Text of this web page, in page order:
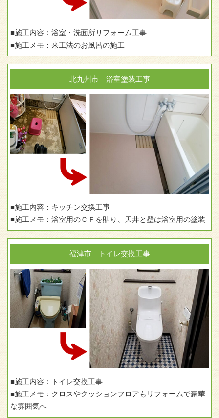
■施工内容：浴室・洗面所リフォーム工事
■施工メモ：来工法のお風呂の施工
北九州市 浴室塗装工事
■施工内容：キッチン交換工事
■施工メモ：浴室用のＣＦを貼り、天井と壁は浴室用の塗装
福津市 トイレ交換工事
■施工内容：トイレ交換工事
■施工メモ：クロスやクッションフロアもリフォームで豪華
な雰囲気へ